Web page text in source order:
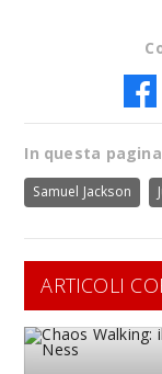
In questa
Samuel Jackson
ARTICOLI